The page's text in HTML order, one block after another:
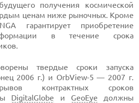
получения космической
ценам ниже рыночных. Кроме
гарантирует приобретение
в течение срока
твердые сроки запуска
2006 г.) и OrbView-5 — 2007 г.
контрактных сроков
DigitalGlobe и GeoEye должны